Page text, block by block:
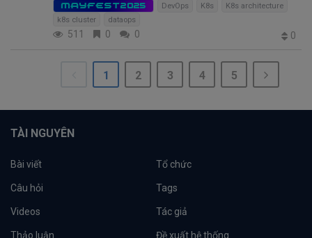
MAYFEST2025 DevOps K8s
K8s architecture
k8s cluster
dataops
511 0 0 0
1 2 3 4 5
TÀI NGUYÊN
Bài viết Tổ chức
Câu hỏi Tags
Videos Tác giả
Thảo luận Đề xuất hệ thống